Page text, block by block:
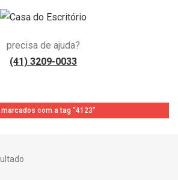
precisa de ajuda?
(41) 3209-0033
com a tag “4123”